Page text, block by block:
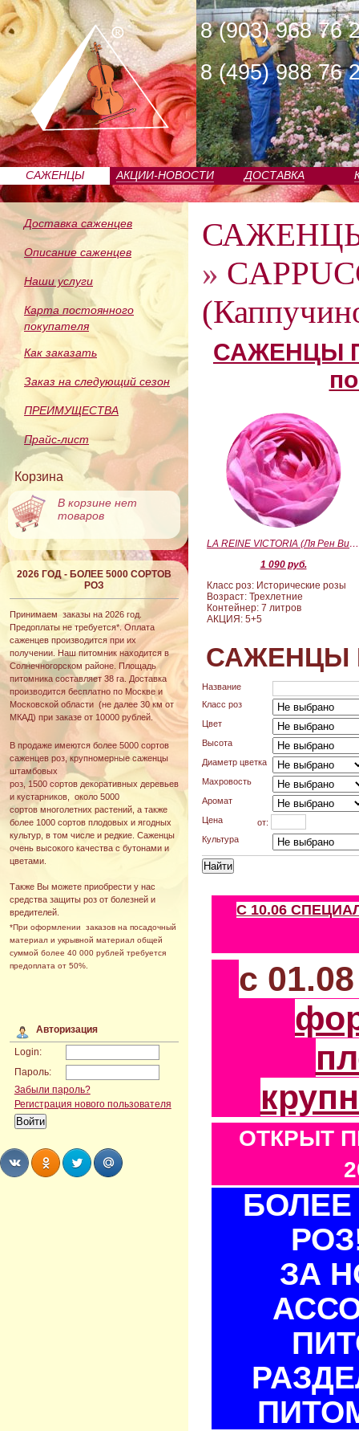
8 (903) 968 76
8 (495) 988 76
САЖЕНЦЫ
ПИТОМНИКА
АКЦИИ-НОВОСТИ ДОСТАВКА
Доставка саженцев
Описание саженцев
Наши услуги
Карта постоянного
покупателя
Как заказать
Заказ на следующий сезон
ПРЕИМУЩЕСТВА
Прайс-лист
Корзина
В корзине нет
товаров
2026 ГОД - БОЛЕЕ 5000 СОРТОВ
РОЗ
Принимаем заказы на 2026 год.
Предоплаты не требуется*. Оплата
саженцев производится при их
получении. Наш питомник находится в
Солнечногорском районе. Площадь
питомника составляет 38 га. Доставка
производится бесплатно по Москве и
Московской области (не далее 30 км от
МКАД) при заказе от 10000 рублей.
В продаже имеются более 5000 сортов
саженцев роз, крупномерные саженцы
штамбовых
роз, 1500 сортов декоративных деревьев
и кустарников, около 5000
сортов многолетних растений, а также
более 1000 сортов плодовых и ягодных
культур, в том числе и редкие. Саженцы
очень высокого качества с бутонами и
цветами.
Также Вы можете приобрести у нас
средства защиты роз от болезней и
вредителей.
*При оформлении заказов на посадочный
материал и укрывной материал общей
суммой более 40 000 рублей требуется
предоплата от 50%.
Авторизация
Login:
Пароль:
Забыли пароль?
Регистрация нового пользователя
»
САЖЕНЦЫ
LA REINE VICTORIA (Ля Рен Виктория)
1 090 руб.
Класс роз: Исторические розы
Возраст: Трехлетние
Контейнер: 7 литров
АКЦИЯ: 5+5
САЖЕНЦЫ
Название
Класс роз
Цвет
Высота
Диаметр цветка
Махровость
Аромат
Цена
от:
Культура
С 10.06
с
ОТКРЫТ
БОЛЕЕ
ЗА